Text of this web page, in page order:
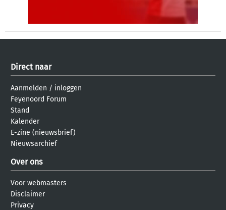
Direct naar
Aanmelden / inloggen
Feyenoord Forum
Stand
Kalender
E-zine (nieuwsbrief)
Nieuwsarchief
Over ons
Voor webmasters
Disclaimer
Privacy